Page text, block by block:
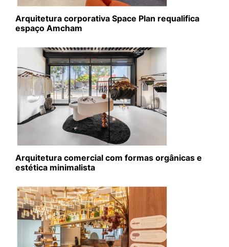
Arquitetura corporativa Space Plan requalifica
espaço Amcham
Arquitetura comercial com formas orgânicas e
estética minimalista